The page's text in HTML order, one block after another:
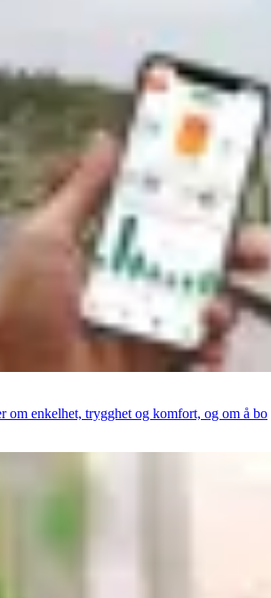
om enkelhet, trygghet og komfort, og om å bo